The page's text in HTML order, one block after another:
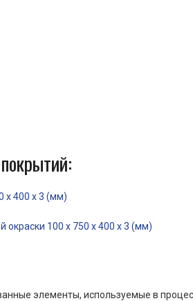
x 400 x 3 (мм)
100 x 750 x 400 x 3 (мм)
элементы, используемые в